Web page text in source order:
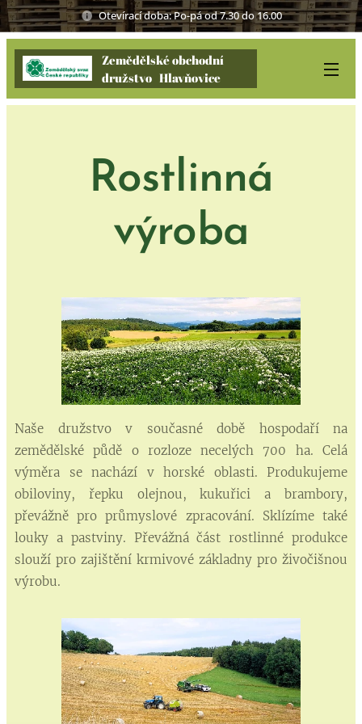
Otevírací doba: Po-pá od 7.30 do 16.00
Zemědělské obchodní
družstvo Hlavňovice
Rostlinná
výroba
Naše družstvo v současné době hospodaří na
zemědělské půdě o rozloze necelých 700 ha. Celá
výměra se nachází v horské oblasti. Produkujeme
obiloviny, řepku olejnou, kukuřici a brambory,
převážně pro průmyslové zpracování. Sklízíme také
louky a pastviny. Převážná část rostlinné produkce
slouží pro zajištění krmivové základny pro živočišnou
výrobu.